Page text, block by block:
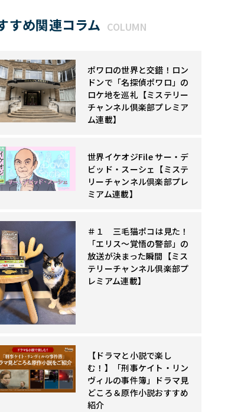
すめ関連コラム COLUMN
ポワロの世界と交錯！ロン
ドンで「名探偵ポワロ」の
ロケ地を巡礼【ミステリー
チャンネル倶楽部プレミア
ム連載】
世界イケオジFile サー・デ
ビッド・スーシェ【ミステ
リーチャンネル倶楽部プレ
ミアム連載】
＃１ 三毛猫ポコは見た！
「エリス～覚悟の警部」の
放送が決まった瞬間【ミス
テリーチャンネル倶楽部プ
レミアム連載】
【ドラマと小説で楽し
む！】「刑事ケイト・リン
ヴィルの事件簿」ドラマ見
どころ＆原作小説おすすめ
紹介